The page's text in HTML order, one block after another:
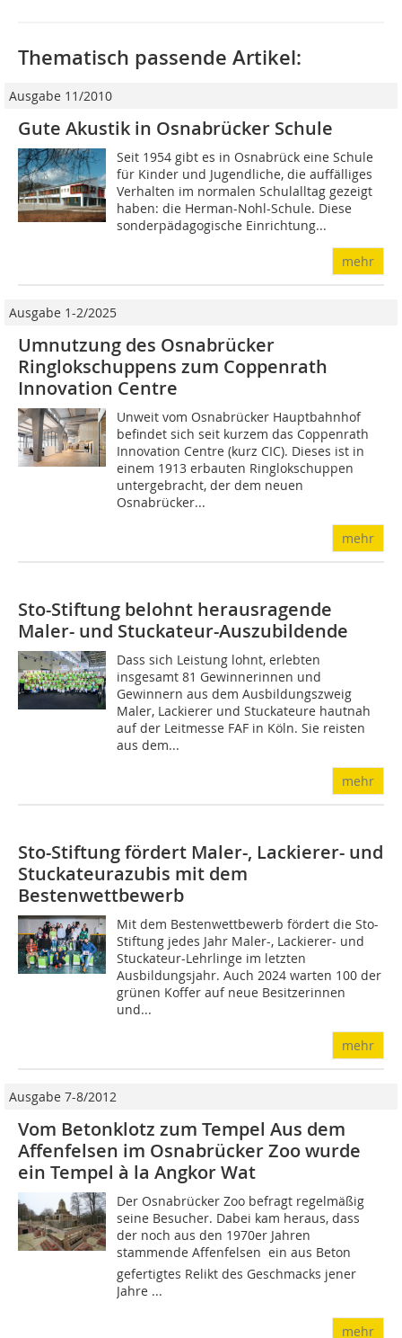
Thematisch passende Artikel:
Ausgabe 11/2010
Gute Akustik in Osnabrücker Schule
Seit 1954 gibt es in Osnabrück eine Schule
für Kinder und Jugendliche, die auffälliges
Verhalten im normalen Schulalltag gezeigt
haben: die Herman-Nohl-Schule. Diese
sonderpädagogische Einrichtung...
mehr
Ausgabe 1-2/2025
Umnutzung des Osnabrücker
Ringlokschuppens zum Coppenrath
Innovation Centre
Unweit vom Osnabrücker Hauptbahnhof
befindet sich seit kurzem das Coppenrath
Innovation Centre (kurz CIC). Dieses ist in
einem 1913 erbauten Ringlokschuppen
untergebracht, der dem neuen
Osnabrücker...
mehr
Sto-Stiftung belohnt herausragende
Maler- und Stuckateur-Auszubildende
Dass sich Leistung lohnt, erlebten
insgesamt 81 Gewinnerinnen und
Gewinnern aus dem Ausbildungszweig
Maler, Lackierer und Stuckateure hautnah
auf der Leitmesse FAF in Köln. Sie reisten
aus dem...
mehr
Sto-Stiftung fördert Maler-, Lackierer- und
Stuckateurazubis mit dem
Bestenwettbewerb
Mit dem Bestenwettbewerb fördert die Sto-
Stiftung jedes Jahr Maler-, Lackierer- und
Stuckateur-Lehrlinge im letzten
Ausbildungsjahr. Auch 2024 warten 100 der
grünen Koffer auf neue Besitzerinnen
und...
mehr
Ausgabe 7-8/2012
Vom Betonklotz zum Tempel Aus dem
Affenfelsen im Osnabrücker Zoo wurde
ein Tempel à la Angkor Wat
Der Osnabrücker Zoo befragt regelmäßig
seine Besucher. Dabei kam heraus, dass
der noch aus den 1970er Jahren
stammende Affenfelsen  ein aus Beton
gefertigtes Relikt des Geschmacks jener
Jahre ...
mehr